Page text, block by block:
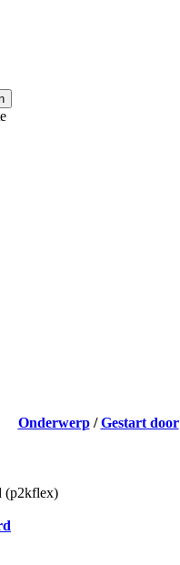
Onderwerp/Gestart door
(p2kflex)